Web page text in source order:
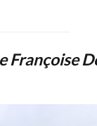
Françoise